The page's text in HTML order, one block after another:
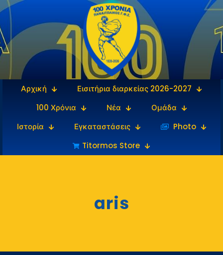
Αρχική
Εισιτήρια διαρκείας 2026-2027
100 Χρόνια
Νέα
Ομάδα
Ιστορία
Εγκαταστάσεις
‎‏‏‎ ‎Photo
Titormos Store
aris